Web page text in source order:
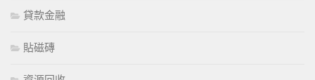
貸款金融
貼磁磚